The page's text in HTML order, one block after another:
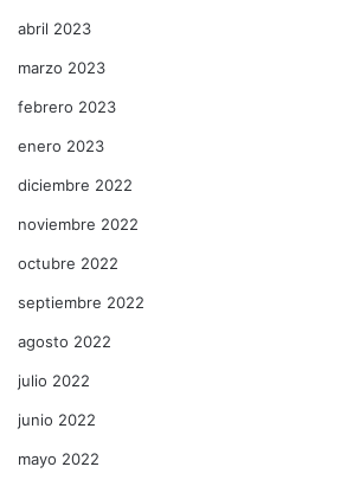
abril 2023
marzo 2023
febrero 2023
enero 2023
diciembre 2022
noviembre 2022
octubre 2022
septiembre 2022
agosto 2022
julio 2022
junio 2022
mayo 2022